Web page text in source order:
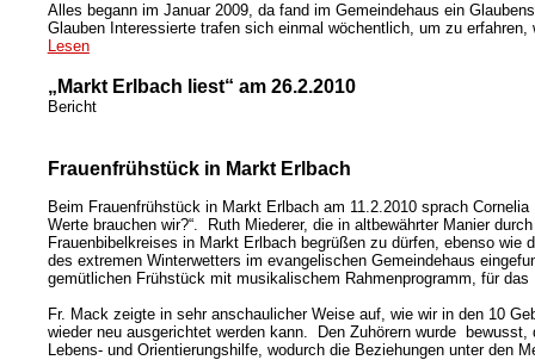
Alles begann im Januar 2009, da fand im Gemeindehaus ein
Glauben Interessierte trafen sich einmal wöchentlich, um zu
Lesen
„Markt Erlbach liest“ am 26.2.2010
Bericht
Frauenfrühstück in Markt Erlbach
Beim Frauenfrühstück in Markt Erlbach am 11.2.2010 sprach
Werte brauchen wir?“. Ruth Miederer, die in altbewährter Manier
Frauenbibelkreises in Markt Erlbach begrüßen zu dürfen, ebenso
des extremen Winterwetters im evangelischen Gemeindehaus
gemütlichen Frühstück mit musikalischem Rahmenprogramm, für
Fr. Mack zeigte in sehr anschaulicher Weise auf, wie wir in den 10
wieder neu ausgerichtet werden kann. Den Zuhörern wurde
Lebens- und Orientierungshilfe, wodurch die Beziehungen unter